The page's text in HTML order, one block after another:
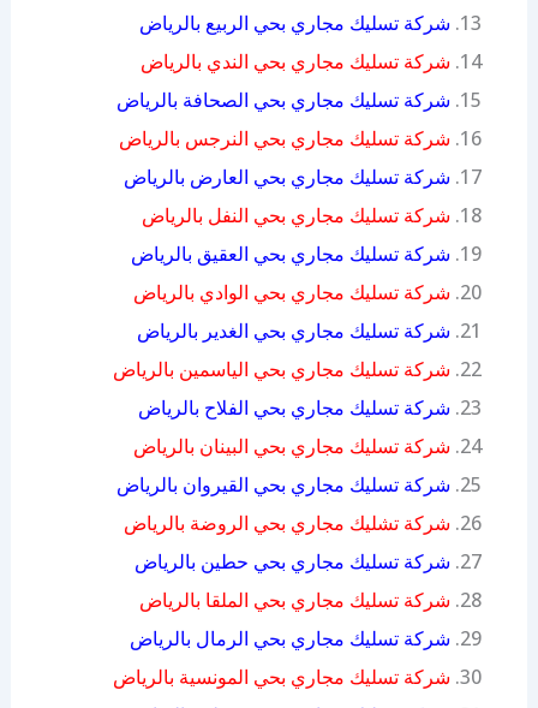
شركة تسليك مجاري بحي الربيع بالرياض
شركة تسليك مجاري بحي الندي بالرياض
شركة تسليك مجاري بحي الصحافة بالرياض
شركة تسليك مجاري بحي النرجس بالرياض
شركة تسليك مجاري بحي العارض بالرياض
شركة تسليك مجاري بحي النفل بالرياض
شركة تسليك مجاري بحي العقيق بالرياض
شركة تسليك مجاري بحي الوادي بالرياض
شركة تسليك مجاري بحي الغدير بالرياض
شركة تسليك مجاري بحي الياسمين بالرياض
شركة تسليك مجاري بحي الفلاح بالرياض
شركة تسليك مجاري بحي البينان بالرياض
شركة تسليك مجاري بحي القيروان بالرياض
شركة تشليك مجاري بحي الروضة بالرياض
شركة تسليك مجاري بحي حطين بالرياض
شركة تسليك مجاري بحي الملقا بالرياض
شركة تسليك مجاري بحي الرمال بالرياض
شركة تسليك مجاري بحي المونسية بالرياض